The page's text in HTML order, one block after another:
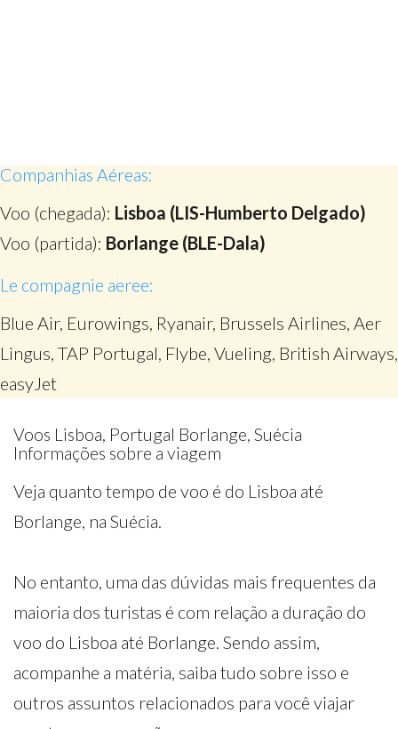
Companhias Aéreas:
Voo (chegada): Lisboa (LIS-Humberto Delgado)
Voo (partida): Borlange (BLE-Dala)
Le compagnie aeree:
Blue Air, Eurowings, Ryanair, Brussels Airlines, Aer
Lingus, TAP Portugal, Flybe, Vueling, British Airways,
easyJet
Voos Lisboa, Portugal Borlange, Suécia
Informações sobre a viagem
Veja quanto tempo de voo é do Lisboa até
Borlange, na Suécia.
No entanto, uma das dúvidas mais frequentes da
maioria dos turistas é com relação a duração do
voo do Lisboa até Borlange. Sendo assim,
acompanhe a matéria, saiba tudo sobre isso e
outros assuntos relacionados para você viajar